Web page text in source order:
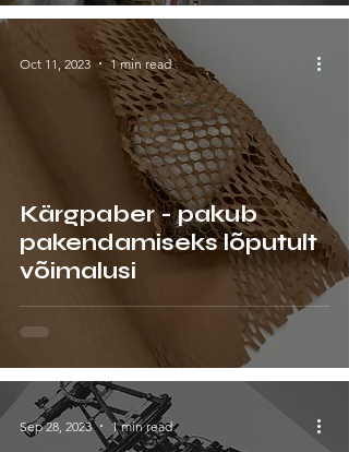
Kärgpaber - pakub
pakendamiseks lõputult
võimalusi
Oct 11, 2023 1 min read
Sep 28, 2023 1 min read